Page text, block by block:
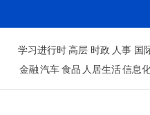
学习进行时 高层 时政 人事 国
金融 汽车 食品 人居生活信息